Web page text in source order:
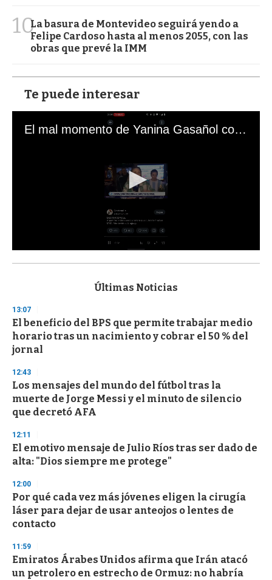
10La basura de Montevideo seguirá yendo a
Felipe Cardoso hasta al menos 2055, con las
obras que prevé la IMM
Te puede interesar
El mal momento de Yanina Gasañol con un hincha argentino en "Subrayado"
s
d
s
o
f
3
s
e
c
o
n
d
Últimas Noticias
13:07
El beneficio del BPS que permite trabajar medio
horario tras un nacimiento y cobrar el 50 % del
jornal
12:43
Los mensajes del mundo del fútbol tras la
muerte de Jorge Messi y el minuto de silencio
que decretó AFA
12:11
El emotivo mensaje de Julio Ríos tras ser dado de
alta: "Dios siempre me protege"
12:00
Por qué cada vez más jóvenes eligen la cirugía
láser para dejar de usar anteojos o lentes de
contacto
11:59
Emiratos Árabes Unidos afirma que Irán atacó
un petrolero en estrecho de Ormuz: no habría